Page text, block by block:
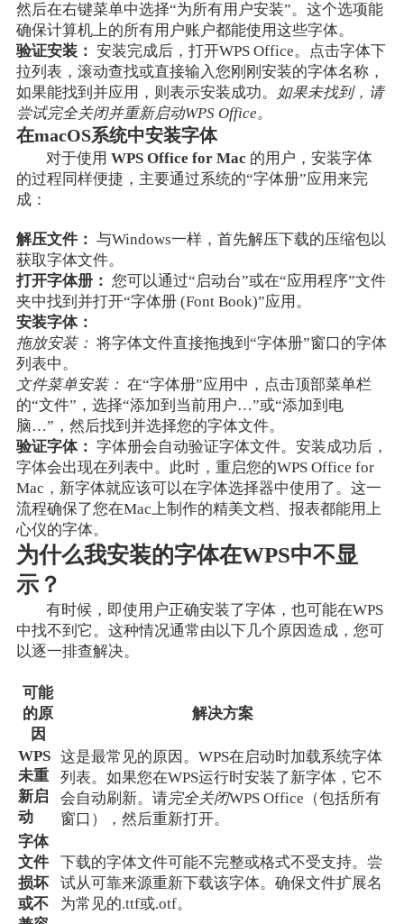
然后在右键菜单中选择“为所有用户安装”。这个选项能
确保计算机上的所有用户账户都能使用这些字体。
验证安装： 安装完成后，打开WPS Office。点击字体下
拉列表，滚动查找或直接输入您刚刚安装的字体名称，
如果能找到并应用，则表示安装成功。
如果未找到，请
尝试完全关闭并重新启动WPS Office。
在macOS系统中安装字体
对于使用WPS Office for Mac 的用户，安装字体
的过程同样便捷，主要通过系统的“字体册”应用来完
成：
解压文件： 与Windows一样，首先解压下载的压缩包以
获取字体文件。
打开字体册： 您可以通过“启动台”或在“应用程序”文件
夹中找到并打开“字体册 (Font Book)”应用。
安装字体：
拖放安装： 将字体文件直接拖拽到“字体册”窗口的字体
列表中。
文件菜单安装： 在“字体册”应用中，点击顶部菜单栏
的“文件”，选择“添加到当前用户…”或“添加到电
脑…”，然后找到并选择您的字体文件。
验证字体： 字体册会自动验证字体文件。安装成功后，
字体会出现在列表中。此时，重启您的WPS Office for
Mac，新字体就应该可以在字体选择器中使用了。这一
流程确保了您在Mac上制作的精美文档、报表都能用上
心仪的字体。
为什么我安装的字体在WPS中不显
示？
有时候，即使用户正确安装了字体，也可能在WPS
中找不到它。这种情况通常由以下几个原因造成，您可
以逐一排查解决。
可能
的原
因
解决方案
WPS
未重
新启
动
这是最常见的原因。WPS在启动时加载系统字体
列表。如果您在WPS运行时安装了新字体，它不
会自动刷新。请完全关闭WPS Office（包括所有
窗口），然后重新打开。
字体
文件
损坏
或不
下载的字体文件可能不完整或格式不受支持。尝
试从可靠来源重新下载该字体。确保文件扩展名
为常见的.ttf或.otf。